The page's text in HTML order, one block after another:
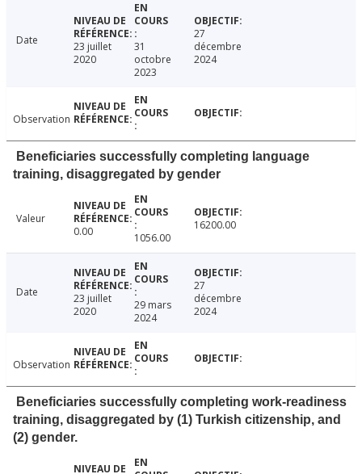
Date
23 juillet
2020
31
octobre
2023
27
décembre
2024
Observation
Beneficiaries successfully completing language
training, disaggregated by gender
Valeur
0.00
1056.00
16200.00
Date
23 juillet
2020
29 mars
2024
27
décembre
2024
Observation
Beneficiaries successfully completing work-readiness
training, disaggregated by (1) Turkish citizenship, and
(2) gender.